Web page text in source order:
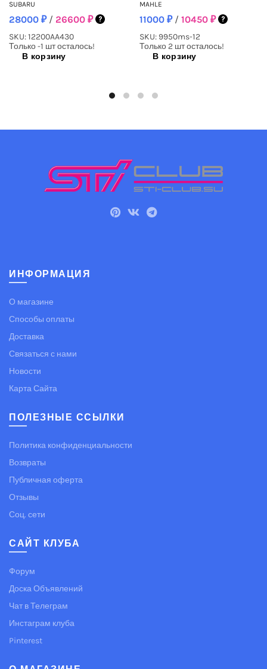
SUBARU
28000 ₽ / 26600 ₽
SKU: 12200AA430
Только -1 шт осталось!
В корзину
MAHLE
11000 ₽ / 10450 ₽
SKU: 9950ms-12
Только 2 шт осталось!
В корзину
ИНФОРМАЦИЯ
О магазине
Способы оплаты
Доставка
Связаться с нами
Новости
Карта Сайта
ПОЛЕЗНЫЕ ССЫЛКИ
Политика конфиденциальности
Возвраты
Публичная оферта
Отзывы
Соц. сети
САЙТ КЛУБА
Форум
Доска Объявлений
Чат в Телеграм
Инстаграм клуба
Pinterest